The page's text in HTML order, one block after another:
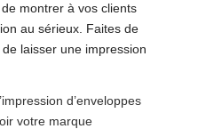
montrer à vos clients
au sérieux. Faites de
laisser une impression
d’enveloppes
votre marque